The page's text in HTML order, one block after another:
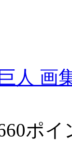
人 画
ポ